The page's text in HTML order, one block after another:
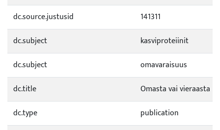
dc.source.justusid
141311
dc.subject
kasviproteiinit
dc.subject
omavaraisuus
dc.title
Omasta vai vieraasta
dc.type
publication